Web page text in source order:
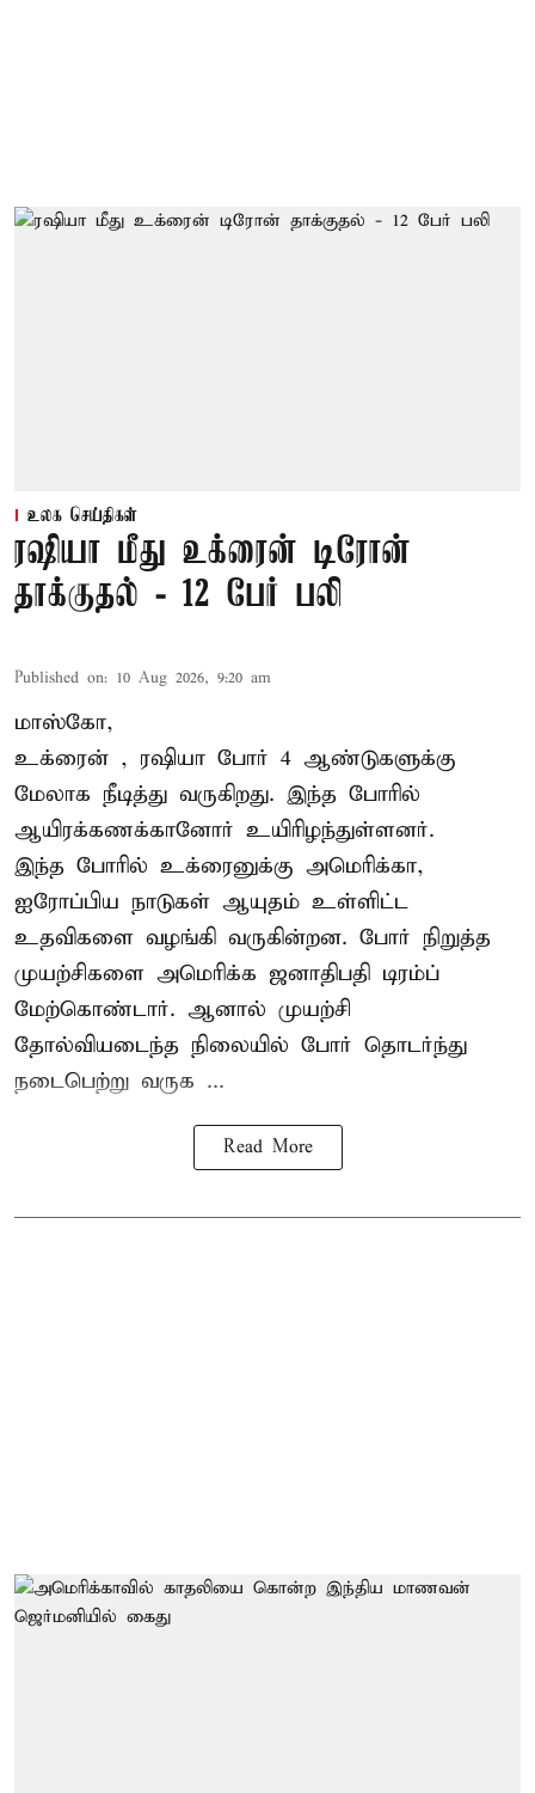
உலக செய்திகள்
ரஷியா மீது உக்ரைன் டிரோன்
தாக்குதல் - 12 பேர் பலி
Published on: 10 Aug 2026, 9:20 am
மாஸ்கோ,
உக்ரைன் , ரஷியா போர் 4 ஆண்டுகளுக்கு
மேலாக நீடித்து வருகிறது. இந்த போரில்
ஆயிரக்கணக்கானோர் உயிரிழந்துள்ளனர்.
இந்த போரில் உக்ரைனுக்கு அமெரிக்கா,
ஐரோப்பிய நாடுகள் ஆயுதம் உள்ளிட்ட
உதவிகளை வழங்கி வருகின்றன. போர் நிறுத்த
முயற்சிகளை அமெரிக்க ஜனாதிபதி டிரம்ப்
மேற்கொண்டார். ஆனால் முயற்சி
தோல்வியடைந்த நிலையில் போர் தொடர்ந்து
நடைபெற்று வருக ...
Read More